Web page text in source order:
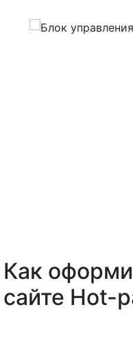
Как
сайте Hot-